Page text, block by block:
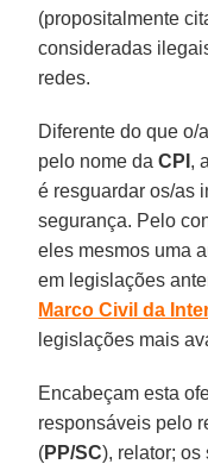
(propositalmente
consideradas
redes.
Diferente do que o/
pelo nome daCPI ,
é resguardar os/as
segurança. Pelo
eles mesmos uma
em legislações
Marco Civil da
legislações mais
Encabeçam esta
responsáveis pelo
(PP/SC), relator;